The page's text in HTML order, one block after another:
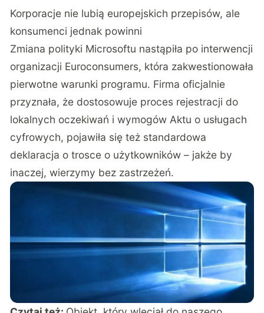
Korporacje nie lubią europejskich przepisów, ale
konsumenci jednak powinni
Zmiana polityki Microsoftu nastąpiła po interwencji
organizacji Euroconsumers, która zakwestionowała
pierwotne warunki programu. Firma oficjalnie
przyznała, że dostosowuje proces rejestracji do
lokalnych oczekiwań i wymogów Aktu o usługach
cyfrowych, pojawiła się też standardowa
deklaracja o trosce o użytkowników – jakże by
inaczej, wierzymy bez zastrzeżeń.